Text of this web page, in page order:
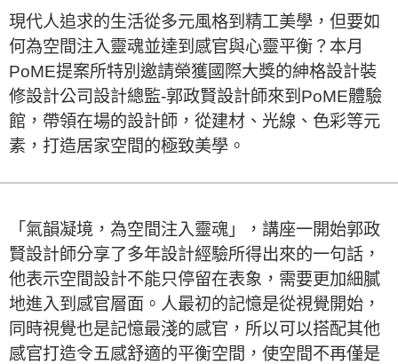
現代人追求的生活從多元風格到精工美學，但要如
何為空間注入靈魂並達到感官與心靈平衡？本月
PoME提案所特別邀請榮獲國際大獎的紳格設計裝
修設計公司設計總監-郭政賢設計師來到PoME體驗
館，帶領在場的設計師，從建材、光線、色彩等元
素，打造居家空間的極致美學。
「氣韻凝境，為空間注入靈魂」，講座一開始郭政
賢設計師分享了多年設計經驗所得出來的一句話，
他表示空間設計不能只停留在表象，需要更加細膩
地進入到感官層面。人最初的記憶是從視覺開始，
同時視覺也是記憶最淺的感官，所以可以搭配其他
感官打造令五感舒適的平衡空間，使空間不再僅是